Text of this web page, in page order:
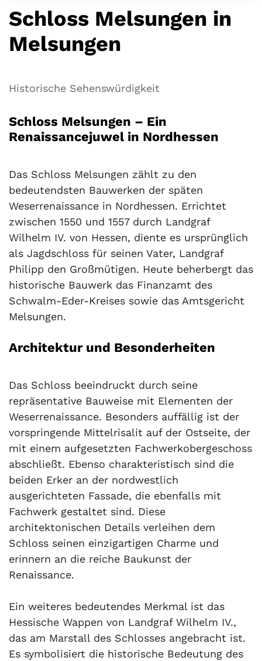
Schloss Melsungen in
Melsungen
Historische Sehenswürdigkeit
Schloss Melsungen – Ein
Renaissancejuwel in Nordhessen
Das Schloss Melsungen zählt zu den
bedeutendsten Bauwerken der späten
Weserrenaissance in Nordhessen. Errichtet
zwischen 1550 und 1557 durch Landgraf
Wilhelm IV. von Hessen, diente es ursprünglich
als Jagdschloss für seinen Vater, Landgraf
Philipp den Großmütigen. Heute beherbergt das
historische Bauwerk das Finanzamt des
Schwalm-Eder-Kreises sowie das Amtsgericht
Melsungen.
Architektur und Besonderheiten
Das Schloss beeindruckt durch seine
repräsentative Bauweise mit Elementen der
Weserrenaissance. Besonders auffällig ist der
vorspringende Mittelrisalit auf der Ostseite, der
mit einem aufgesetzten Fachwerkobergeschoss
abschließt. Ebenso charakteristisch sind die
beiden Erker an der nordwestlich
ausgerichteten Fassade, die ebenfalls mit
Fachwerk gestaltet sind. Diese
architektonischen Details verleihen dem
Schloss seinen einzigartigen Charme und
erinnern an die reiche Baukunst der
Renaissance.
Ein weiteres bedeutendes Merkmal ist das
Hessische Wappen von Landgraf Wilhelm IV.,
das am Marstall des Schlosses angebracht ist.
Es symbolisiert die historische Bedeutung des